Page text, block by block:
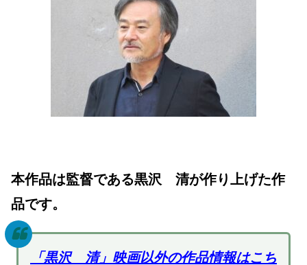
本作品は監督である黒沢 清が作り上げた作
品です。
「黒沢 清」映画以外の作品情報はこち